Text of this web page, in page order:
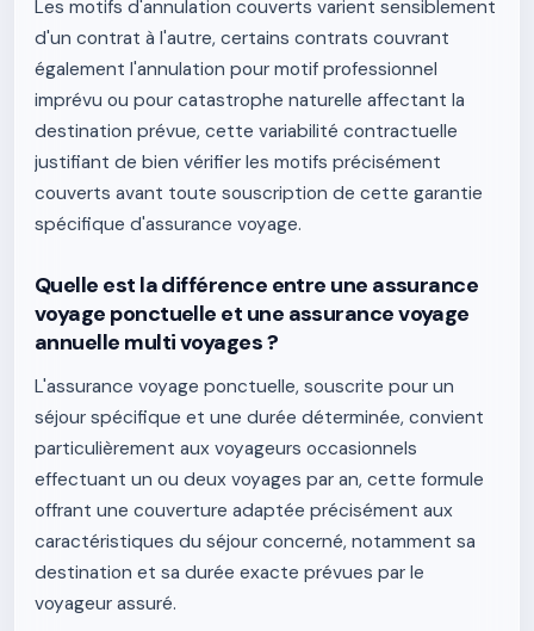
Les motifs d'annulation couverts varient sensiblement
d'un contrat à l'autre, certains contrats couvrant
également l'annulation pour motif professionnel
imprévu ou pour catastrophe naturelle affectant la
destination prévue, cette variabilité contractuelle
justifiant de bien vérifier les motifs précisément
couverts avant toute souscription de cette garantie
spécifique d'assurance voyage.
Quelle est la différence entre une assurance
voyage ponctuelle et une assurance voyage
annuelle multi voyages ?
L'assurance voyage ponctuelle, souscrite pour un
séjour spécifique et une durée déterminée, convient
particulièrement aux voyageurs occasionnels
effectuant un ou deux voyages par an, cette formule
offrant une couverture adaptée précisément aux
caractéristiques du séjour concerné, notamment sa
destination et sa durée exacte prévues par le
voyageur assuré.